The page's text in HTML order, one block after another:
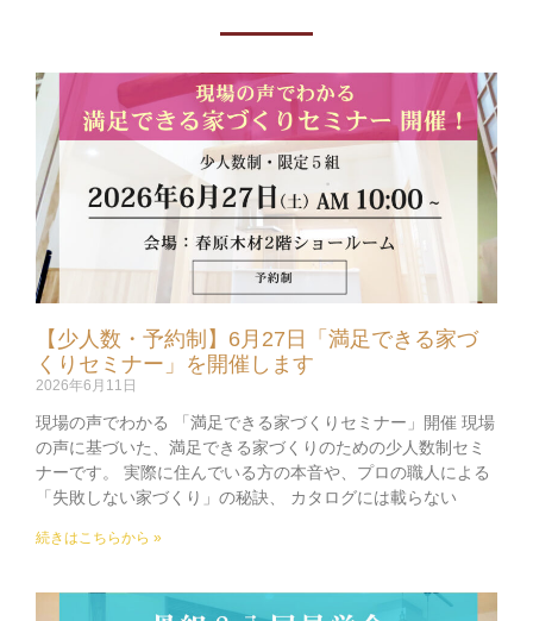
【少人数・予約制】6月27日「満足できる家づ
くりセミナー」を開催します
2026年6月11日
現場の声でわかる 「満足できる家づくりセミナー」開催 現場
の声に基づいた、満足できる家づくりのための少人数制セミ
ナーです。 実際に住んでいる方の本音や、プロの職人による
「失敗しない家づくり」の秘訣、 カタログには載らない
続きはこちらから »